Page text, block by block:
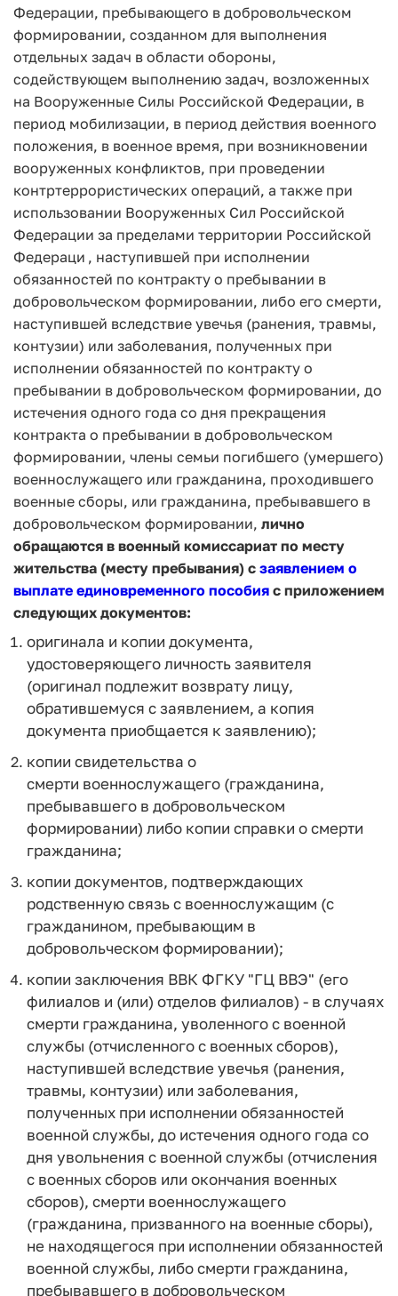
Федерации, пребывающего в добровольческом
формировании, созданном для выполнения
отдельных задач в области обороны,
содействующем выполнению задач, возложенных
на Вооруженные Силы Российской Федерации, в
период мобилизации, в период действия военного
положения, в военное время, при возникновении
вооруженных конфликтов, при проведении
контртеррористических операций, а также при
использовании Вооруженных Сил Российской
Федерации за пределами территории Российской
Федераци , наступившей при исполнении
обязанностей по контракту о пребывании в
добровольческом формировании, либо его смерти,
наступившей вследствие увечья (ранения, травмы,
контузии) или заболевания, полученных при
исполнении обязанностей по контракту о
пребывании в добровольческом формировании, до
истечения одного года со дня прекращения
контракта о пребывании в добровольческом
формировании, члены семьи погибшего (умершего)
военнослужащего или гражданина, проходившего
военные сборы, или гражданина, пребывавшего в
добровольческом формировании, лично
обращаются в военный комиссариат по месту
жительства (месту пребывания) с заявлением о
выплате единовременного пособия с приложением
следующих документов:
оригинала и копии документа,
удостоверяющего личность заявителя
(оригинал подлежит возврату лицу,
обратившемуся с заявлением, а копия
документа приобщается к заявлению);
копии свидетельства о
смерти военнослужащего (гражданина,
пребывавшего в добровольческом
формировании) либо копии справки о смерти
гражданина;
копии документов, подтверждающих
родственную связь с военнослужащим (с
гражданином, пребывающим в
добровольческом формировании);
копии заключения ВВК ФГКУ "ГЦ ВВЭ" (его
филиалов и (или) отделов филиалов) - в случаях
смерти гражданина, уволенного с военной
службы (отчисленного с военных сборов),
наступившей вследствие увечья (ранения,
травмы, контузии) или заболевания,
полученных при исполнении обязанностей
военной службы, до истечения одного года со
дня увольнения с военной службы (отчисления
с военных сборов или окончания военных
сборов), смерти военнослужащего
(гражданина, призванного на военные сборы),
не находящегося при исполнении обязанностей
военной службы, либо смерти гражданина,
пребывавшего в добровольческом